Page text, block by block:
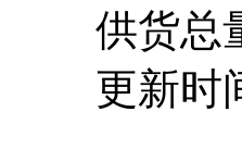
供货总
更新时